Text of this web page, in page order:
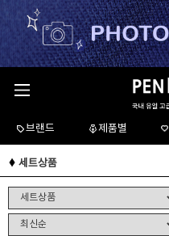
브랜드 제품별
세트상품